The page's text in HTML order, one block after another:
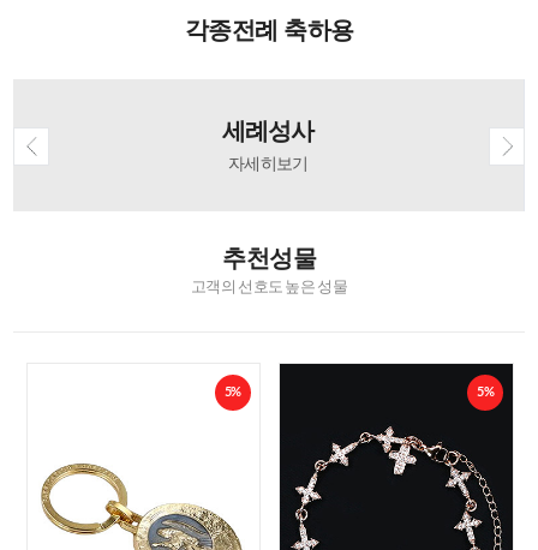
각종전례 축하용
세례성사
자세히보기
추천성물
고객의 선호도 높은 성물
5% 5%